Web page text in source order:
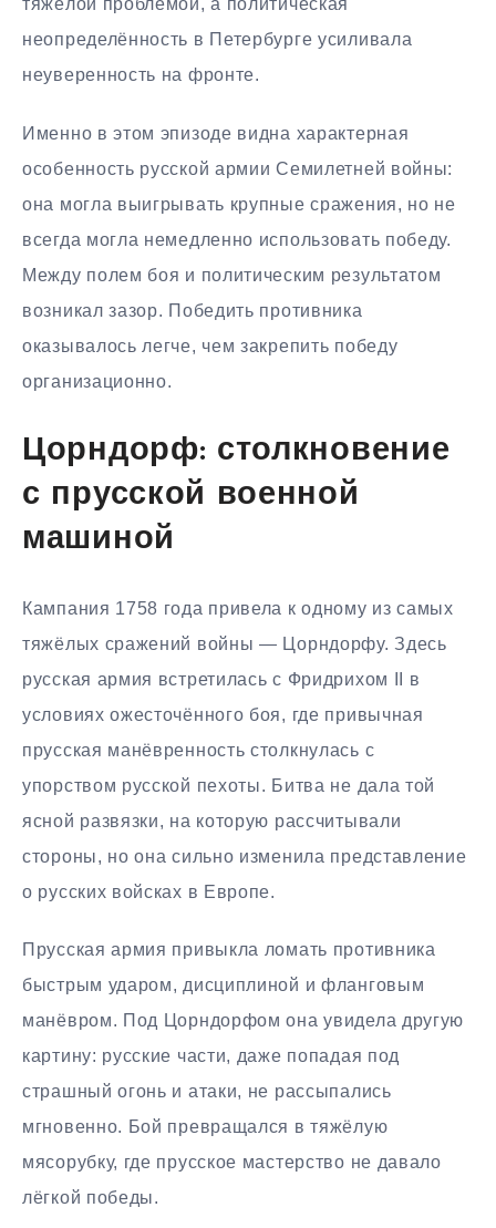
тяжёлой проблемой, а политическая
неопределённость в Петербурге усиливала
неуверенность на фронте.
Именно в этом эпизоде видна характерная
особенность русской армии Семилетней войны:
она могла выигрывать крупные сражения, но не
всегда могла немедленно использовать победу.
Между полем боя и политическим результатом
возникал зазор. Победить противника
оказывалось легче, чем закрепить победу
организационно.
Цорндорф: столкновение
с прусской военной
машиной
Кампания 1758 года привела к одному из самых
тяжёлых сражений войны — Цорндорфу. Здесь
русская армия встретилась с Фридрихом II в
условиях ожесточённого боя, где привычная
прусская манёвренность столкнулась с
упорством русской пехоты. Битва не дала той
ясной развязки, на которую рассчитывали
стороны, но она сильно изменила представление
о русских войсках в Европе.
Прусская армия привыкла ломать противника
быстрым ударом, дисциплиной и фланговым
манёвром. Под Цорндорфом она увидела другую
картину: русские части, даже попадая под
страшный огонь и атаки, не рассыпались
мгновенно. Бой превращался в тяжёлую
мясорубку, где прусское мастерство не давало
лёгкой победы.